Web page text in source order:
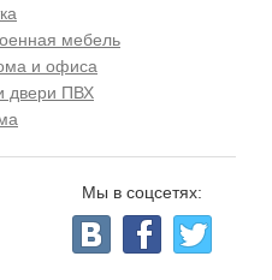
мебель
и офиса
двери ПВХ
Мы в соцсетях: